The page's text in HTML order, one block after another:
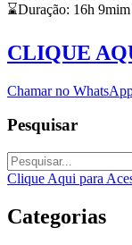
⌛️Duração: 16h 9mim
CLIQUE
Chamar no
Pesquisar
Clique Aqui para
Categorias